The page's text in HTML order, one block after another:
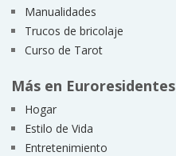
Manualidades
Trucos de bricolaje
Curso de Tarot
Más en Euroresidentes
Hogar
Estilo de Vida
Entretenimiento